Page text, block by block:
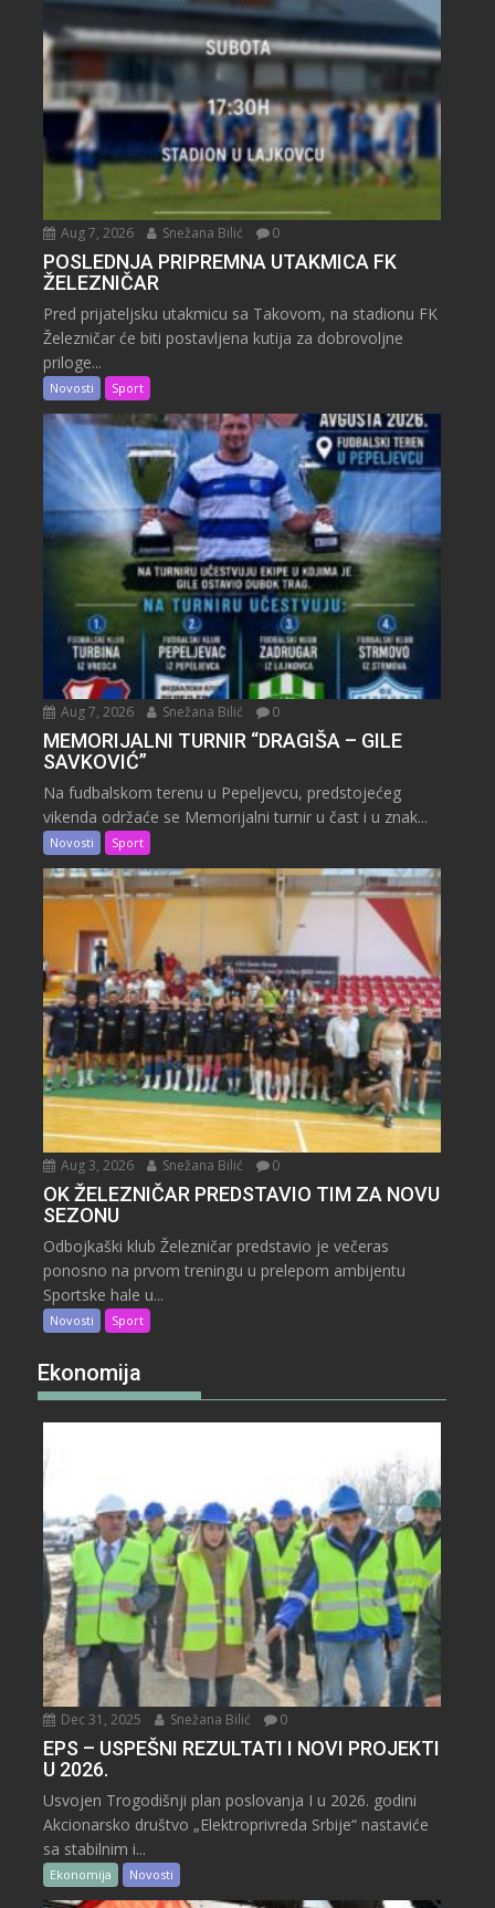
Aug 7, 2026 Snežana Bilić 0
POSLEDNJA PRIPREMNA UTAKMICA FK
ŽELEZNIČAR
Pred prijateljsku utakmicu sa Takovom, na stadionu FK
Železničar će biti postavljena kutija za dobrovoljne
priloge...
Novosti Sport
Aug 7, 2026 Snežana Bilić 0
MEMORIJALNI TURNIR “DRAGIŠA – GILE
SAVKOVIĆ”
Na fudbalskom terenu u Pepeljevcu, predstojećeg
vikenda održaće se Memorijalni turnir u čast i u znak...
Novosti Sport
Aug 3, 2026 Snežana Bilić 0
OK ŽELEZNIČAR PREDSTAVIO TIM ZA NOVU
SEZONU
Odbojkaški klub Železničar predstavio je večeras
ponosno na prvom treningu u prelepom ambijentu
Sportske hale u...
Novosti Sport
Ekonomija
Dec 31, 2025 Snežana Bilić 0
EPS – USPEŠNI REZULTATI I NOVI PROJEKTI
U 2026.
Usvojen Trogodišnji plan poslovanja I u 2026. godini
Akcionarsko društvo „Elektroprivreda Srbije“ nastaviće
sa stabilnim i...
Ekonomija Novosti